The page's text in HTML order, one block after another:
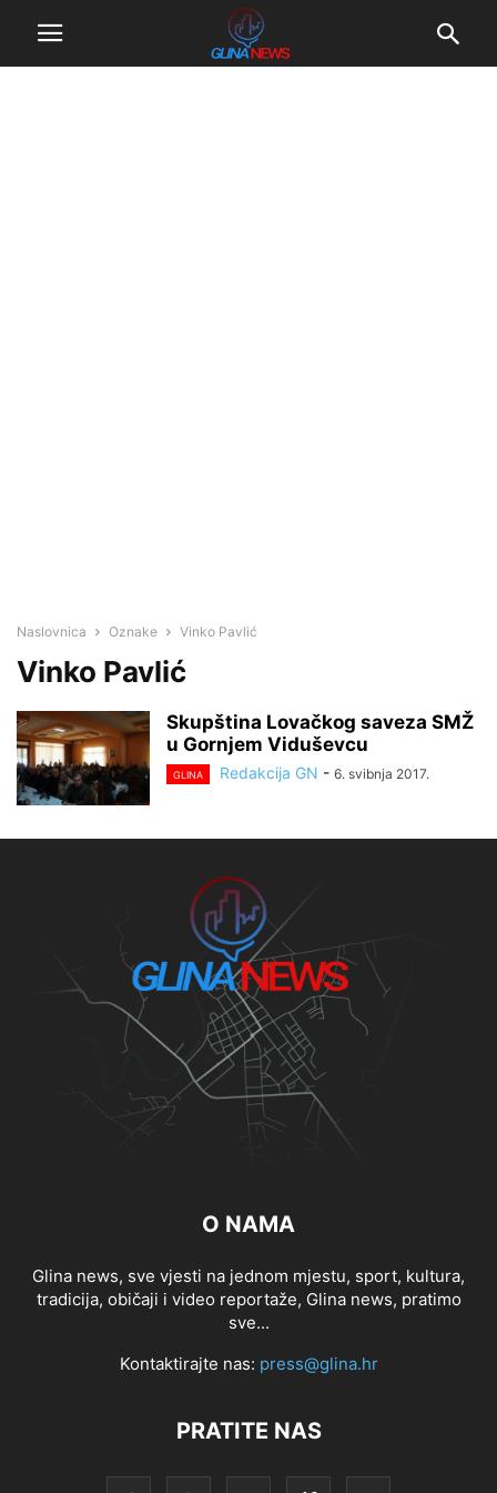
Naslovnica Oznake Vinko Pavlić
Vinko Pavlić
Skupština Lovačkog saveza SMŽ
u Gornjem Viduševcu
GLINA Redakcija GN - 6. svibnja 2017.
O NAMA
Glina news, sve vjesti na jednom mjestu, sport, kultura,
tradicija, običaji i video reportaže, Glina news, pratimo
sve...
Kontaktirajte nas: press@glina.hr
PRATITE NAS